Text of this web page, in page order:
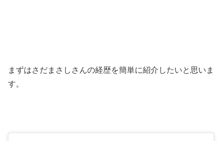
まずはさだまさしさんの経歴を簡単に紹介したいと思いま
す。